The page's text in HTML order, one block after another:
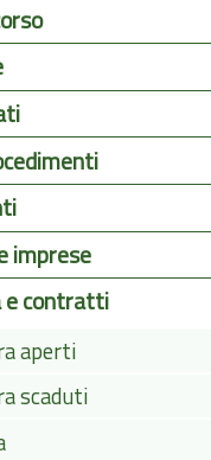
imprese
e contratti
aperti
scaduti